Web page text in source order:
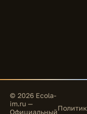
© 2026 Ecola-
im.ru —
Официальный